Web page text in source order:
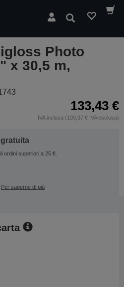
Cerca
Photo
x 30,5 m,
133,43 €
IVA inclusa (109,37 € IVA esclusa)
ordini superiori a 25 €.
Per saperne di più